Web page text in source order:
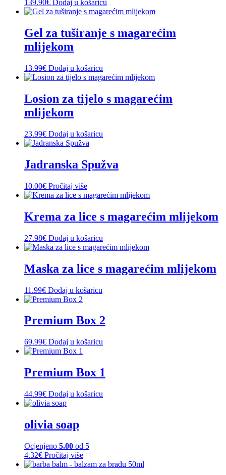
139.90€ Dodaj u košaricu
Gel za tuširanje s magarećim
mlijekom
13.99€ Dodaj u košaricu
Losion za tijelo s magarećim
mlijekom
23.99€ Dodaj u košaricu
Jadranska Spužva
10.00€ Pročitaj više
Krema za lice s magarećim mlijekom
27.98€ Dodaj u košaricu
Maska za lice s magarećim mlijekom
11.99€ Dodaj u košaricu
Premium Box 2
69.99€ Dodaj u košaricu
Premium Box 1
44.99€ Dodaj u košaricu
olivia soap
Ocjenjeno 5.00 od 5
4.32€ Pročitaj više